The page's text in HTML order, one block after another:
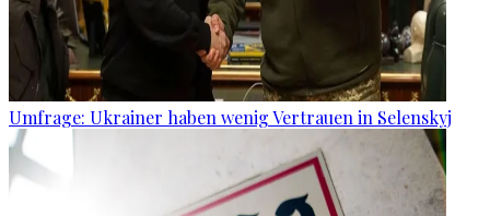
Umfrage: Ukrainer haben wenig Vertrauen in Selenskyj